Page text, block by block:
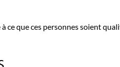
ce que ces personnes soient